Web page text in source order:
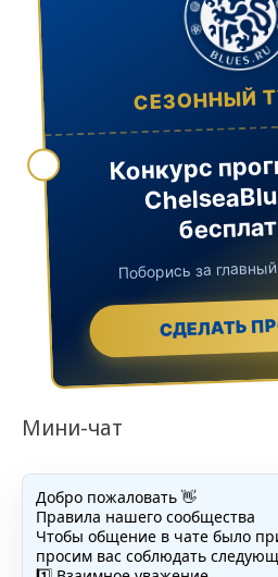
СЕЗОННЫЙ
Конкурс
Поборись за
СДЕЛАТЬ
Мини-чат
Добро пожаловать 👋
Правила нашего сообщества
Чтобы общение в чате было
просим вас соблюдать